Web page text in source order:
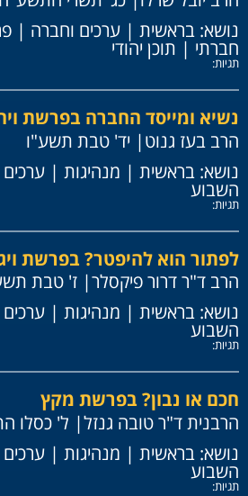
נושא: בראשית | ערכים וחברה |
חברתי | תוכן יהודי
תגיות:
נשיא ומייסד החברה בפרשת
הרב בעז גנוט| יד' טבת תשע"ו
נושא: בראשית | מנהיגות |
השבוע
תגיות:
לפתור הוא להיפטר? בפרשת
הרב ד"ר דרור פיקסלר| ז' טבת
נושא: בראשית | מנהיגות |
השבוע
תגיות:
חכם או נבון? בפרשת מקץ
הרבנית ד"ר טובה גנזל| ל' כסלו
נושא: בראשית | מנהיגות |
השבוע
תגיות: